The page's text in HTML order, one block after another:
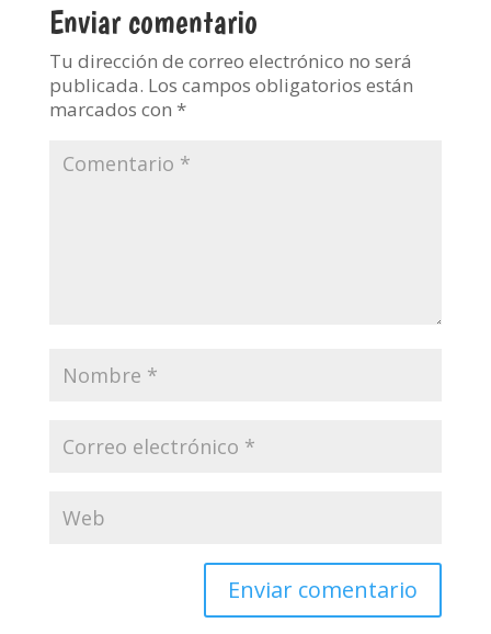
Enviar comentario
Tu dirección de correo electrónico no será
publicada. Los campos obligatorios están
marcados con *